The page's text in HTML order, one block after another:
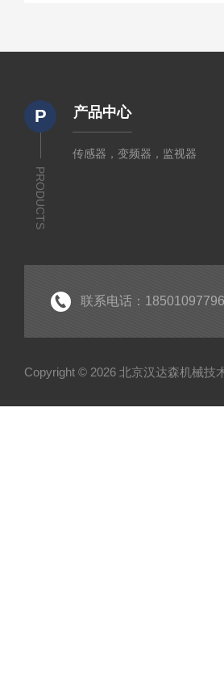
P
PRODUCTS
产品中心
传感器，变频器，监视器
联系电话：18501097796
Copyright © 2026 北京汉达森机械技